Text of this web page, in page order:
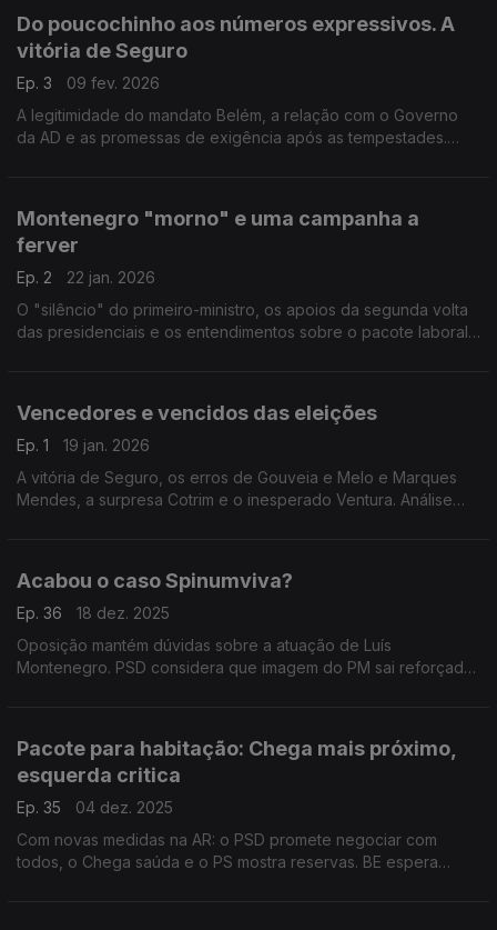
Do poucochinho aos números expressivos. A
vitória de Seguro
Ep. 3
09 fev. 2026
A legitimidade do mandato Belém, a relação com o Governo
da AD e as promessas de exigência após as tempestades.
Montenegro "morno" e uma campanha a
ferver
Ep. 2
22 jan. 2026
O "silêncio" do primeiro-ministro, os apoios da segunda volta
das presidenciais e os entendimentos sobre o pacote laboral.
Vencedores e vencidos das eleições
Ep. 1
19 jan. 2026
A vitória de Seguro, os erros de Gouveia e Melo e Marques
Mendes, a surpresa Cotrim e o inesperado Ventura. Análise
Acabou o caso Spinumviva?
Ep. 36
18 dez. 2025
Oposição mantém dúvidas sobre a atuação de Luís
Montenegro. PSD considera que imagem do PM sai reforçada.
Pacote para habitação: Chega mais próximo,
esquerda critica
Ep. 35
04 dez. 2025
Com novas medidas na AR: o PSD promete negociar com
todos, o Chega saúda e o PS mostra reservas. BE espera